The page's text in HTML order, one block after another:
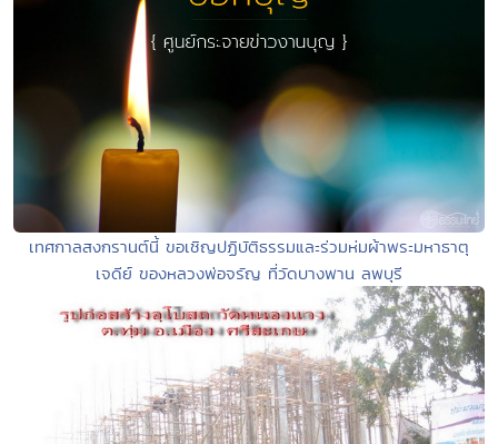
เทศกาลสงกรานต์นี้ ขอเชิญปฏิบัติธรรมและร่วมห่มผ้าพระมหาธาตุ
เจดีย์ ของหลวงพ่อจรัญ ที่วัดบางพาน ลพบุรี